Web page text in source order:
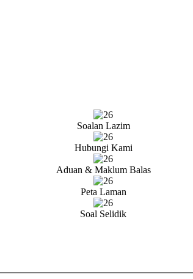
Soalan Lazim
Hubungi Kami
Aduan & Maklum Balas
Peta Laman
Soal Selidik